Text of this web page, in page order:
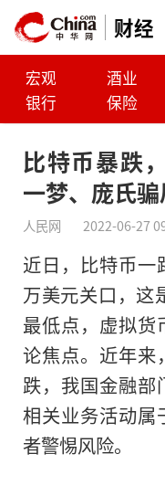
财经
宏观 酒业
银行
保险
比特
粱一
比特币暴跌
一梦、庞氏
人民网 2022-06-27
近日，比特币一
万美元关口，这
最低点，虚拟货
论焦点。近年来
跌，我国金融部
相关业务活动属
者警惕风险。